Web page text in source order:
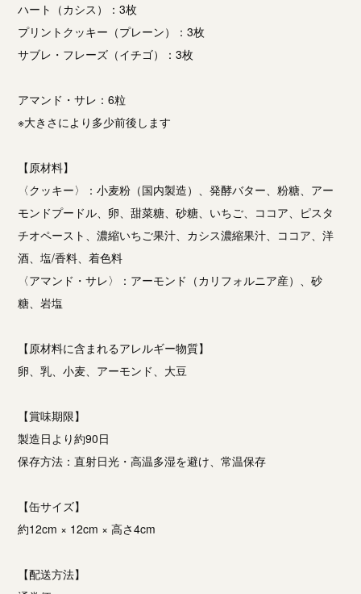
ハート（カシス）：3枚
プリントクッキー（プレーン）：3枚
サブレ・フレーズ（イチゴ）：3枚
アマンド・サレ：6粒
※大きさにより多少前後します
【原材料】
〈クッキー〉：小麦粉（国内製造）、発酵バター、粉糖、アー
モンドプードル、卵、甜菜糖、砂糖、いちご、ココア、ピスタ
チオペースト、濃縮いちご果汁、カシス濃縮果汁、ココア、洋
酒、塩/香料、着色料
〈アマンド・サレ〉：アーモンド（カリフォルニア産）、砂
糖、岩塩
【原材料に含まれるアレルギー物質】
卵、乳、小麦、アーモンド、大豆
【賞味期限】
製造日より約90日
保存方法：直射日光・高温多湿を避け、常温保存
【缶サイズ】
約12cm × 12cm × 高さ4cm
【配送方法】